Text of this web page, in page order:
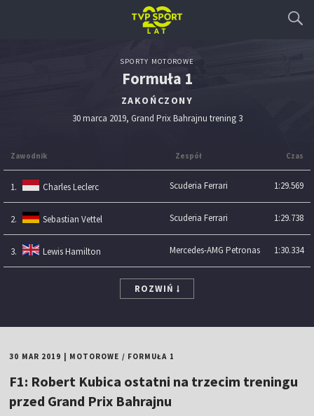
SPORTY MOTOROWE
Formuła 1
ZAKOŃCZONY
30 marca 2019, Grand Prix Bahrajnu trening 3
Zawodnik Zespół Czas
1. Charles Leclerc Scuderia Ferrari 1:29.569
2. Sebastian Vettel Scuderia Ferrari 1:29.738
3. Lewis Hamilton Mercedes-AMG Petronas 1:30.334
ROZWIŃ
30 MAR 2019 MOTOROWE / FORMUŁA 1
F1: Robert Kubica ostatni na trzecim treningu
przed Grand Prix Bahrajnu